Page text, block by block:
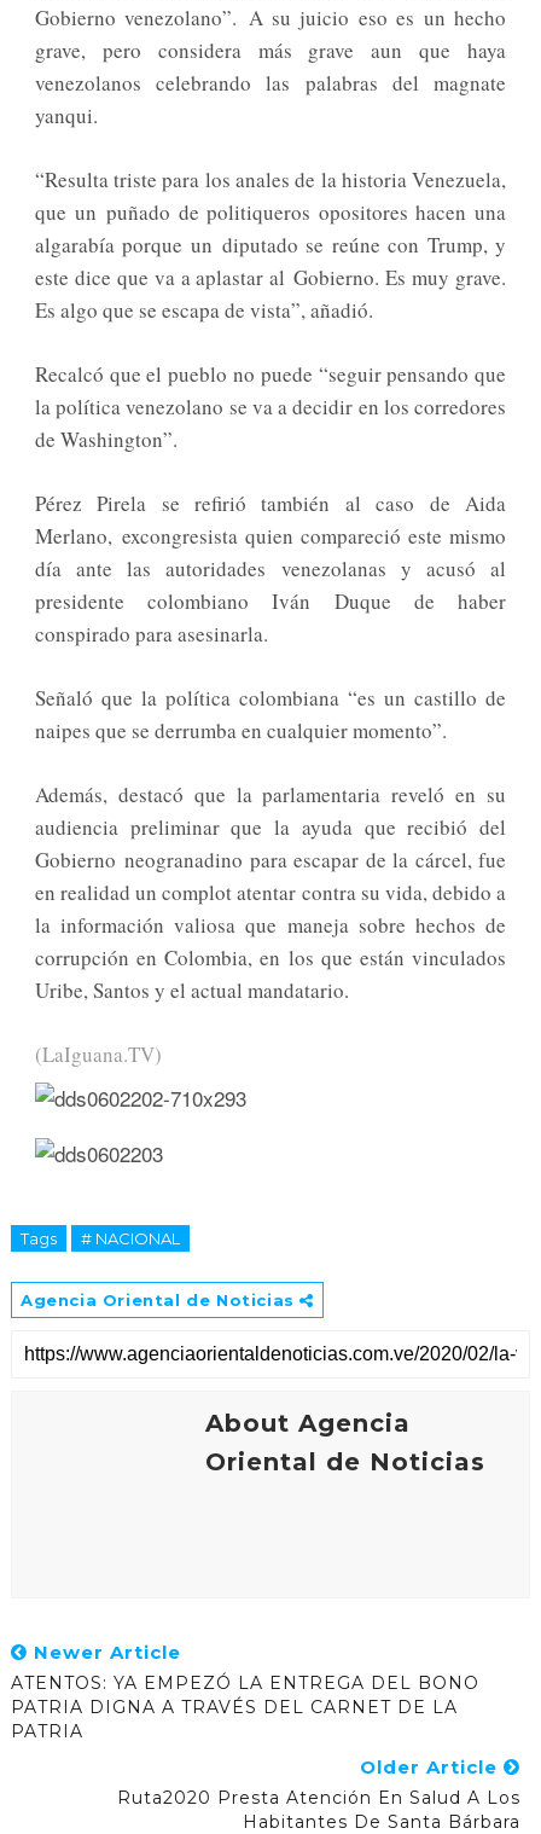
Gobierno venezolano”. A su juicio eso es un hecho
grave, pero considera más grave aun que haya
venezolanos celebrando las palabras del magnate
yanqui.
“Resulta triste para los anales de la historia Venezuela,
que un puñado de politiqueros opositores hacen una
algarabía porque un diputado se reúne con Trump, y
este dice que va a aplastar al Gobierno. Es muy grave.
Es algo que se escapa de vista”, añadió.
Recalcó que el pueblo no puede “seguir pensando que
la política venezolano se va a decidir en los corredores
de Washington”.
Pérez Pirela se refirió también al caso de Aida
Merlano, excongresista quien compareció este mismo
día ante las autoridades venezolanas y acusó al
presidente colombiano Iván Duque de haber
conspirado para asesinarla.
Señaló que la política colombiana “es un castillo de
naipes que se derrumba en cualquier momento”.
Además, destacó que la parlamentaria reveló en su
audiencia preliminar que la ayuda que recibió del
Gobiernoneogranadino para escapar de la cárcel, fue
en realidad un complot atentar contra su vida, debido a
la información valiosa que maneja sobre hechos de
corrupción en Colombia, en los que están vinculados
Uribe, Santos y el actual mandatario.
(LaIguana.TV)
Tags # NACIONAL
Agencia Oriental de Noticias
About Agencia
Oriental de Noticias
Newer Article
ATENTOS: YA EMPEZÓ LA ENTREGA DEL BONO
PATRIA DIGNA A TRAVÉS DEL CARNET DE LA
PATRIA
Older Article
Ruta2020 Presta Atención En Salud A Los
Habitantes De Santa Bárbara